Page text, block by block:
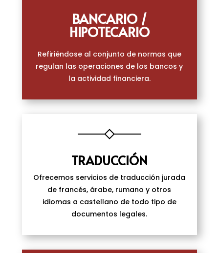
BANCARIO /
HIPOTECARIO
Refiriéndose al conjunto de normas que
regulan las operaciones de los bancos y
la actividad financiera.
TRADUCCIÓN
Ofrecemos servicios de traducción jurada
de francés, árabe, rumano y otros
idiomas a castellano de todo tipo de
documentos legales.